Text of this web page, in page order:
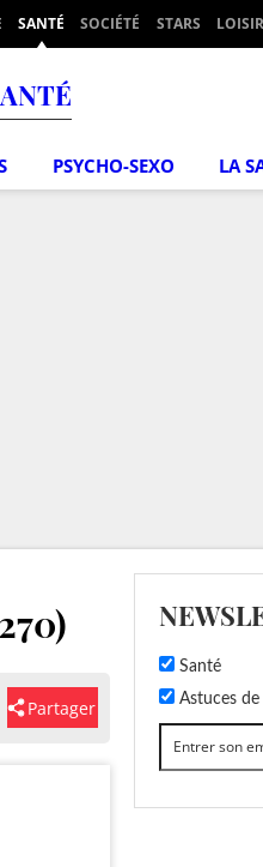
SANTÉ SOCIÉTÉ STARS
PSYCHO-SEXO LA
Partager
Santé
Astuces